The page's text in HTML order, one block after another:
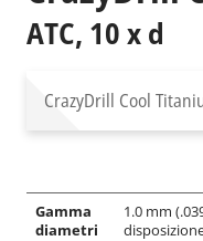
ATC, 10 x d
CrazyDrill Cool
Gamma
diametri
1.0 mm